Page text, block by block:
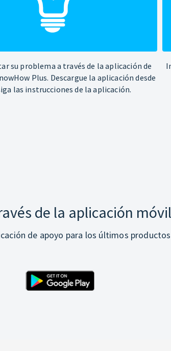
su problema a través de la aplicación de
Plus. Descargue la aplicación desde
las instrucciones de la aplicación.
de la aplicación móvil
de apoyo para los últimos